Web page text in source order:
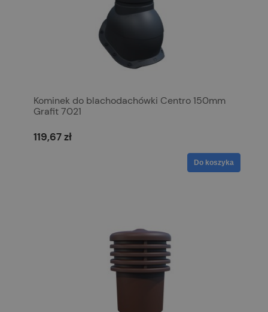
Kominek do blachodachówki Centro 150mm
Grafit 7021
119,67 zł
Do koszyka